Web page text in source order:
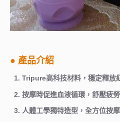
● 產品介紹
1. Tripure高科技材料，穩定釋放
2. 按摩時促進血液循環，舒壓疲
3. 人體工學獨特造型，全方位按摩